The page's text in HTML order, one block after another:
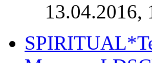
13.04.2016,